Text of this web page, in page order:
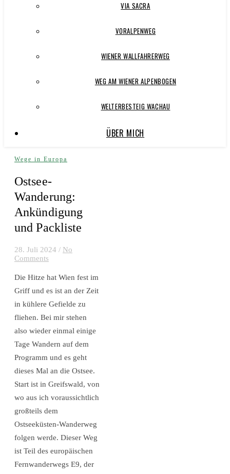
VIA SACRA
VORALPENWEG
WIENER WALLFAHRERWEG
WEG AM WIENER ALPENBOGEN
WELTERBESTEIG WACHAU
ÜBER MICH
Wege in Europa
Ostsee-
Wanderung:
Ankündigung
und Packliste
28. Juli 2024 / No
Comments
Die Hitze hat Wien fest im
Griff und es ist an der Zeit
in kühlere Gefielde zu
fliehen. Bei mir stehen
also wieder einmal einige
Tage Wandern auf dem
Programm und es geht
dieses Mal an die Ostsee.
Start ist in Greifswald, von
wo aus ich voraussichtlich
großteils dem
Ostseeküsten-Wanderweg
folgen werde. Dieser Weg
ist Teil des europäischen
Fernwanderwegs E9, der